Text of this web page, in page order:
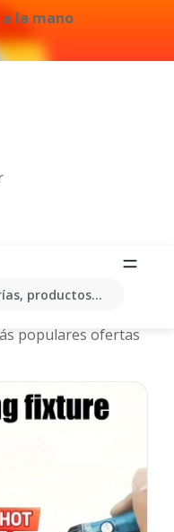
la mano
productos...
y ofertas
populares ofertas